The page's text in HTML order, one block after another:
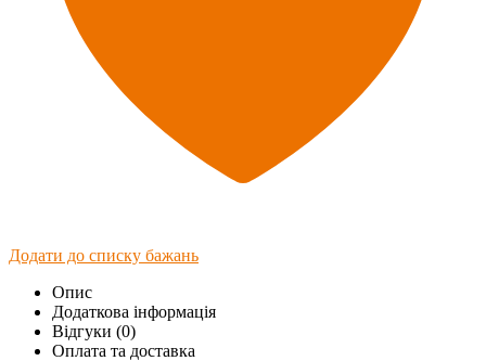
Додати до списку бажань
Опис
Додаткова інформація
Відгуки (0)
Оплата та доставка